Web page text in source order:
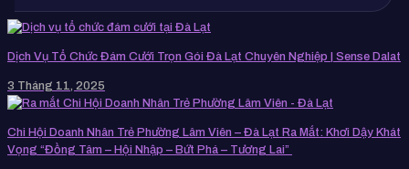
Dịch Vụ Tổ Chức Đám Cưới Trọn Gói Đà Lạt Chuyên Nghiệp | Sense Dalat
3 Tháng 11, 2025
Chi Hội Doanh Nhân Trẻ Phường Lâm Viên – Đà Lạt Ra Mắt: Khơi Dậy Khát
Vọng “Đồng Tâm – Hội Nhập – Bứt Phá – Tương Lai”